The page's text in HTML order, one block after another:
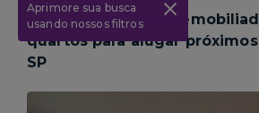
Aprimore sua busca
usando nossos filtros
1Apartamento semi-
quartos para alugar próximos
SP